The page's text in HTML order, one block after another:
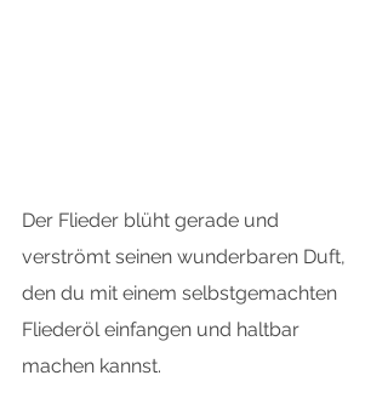
Der Flieder blüht gerade und
verströmt seinen wunderbaren Duft,
den du mit einem selbstgemachten
Fliederöl einfangen und haltbar
machen kannst.